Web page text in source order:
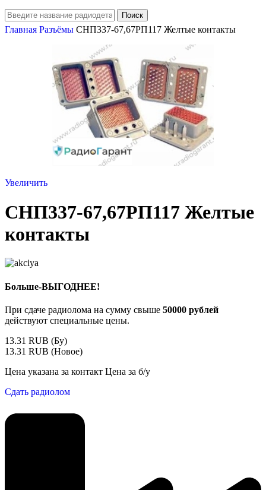
Поиск
Главная Разъёмы СНП337-67,67РП117 Желтые контакты
Увеличить
СНП337-67,67РП117 Желтые
контакты
Больше-ВЫГОДНЕЕ!
При сдаче радиолома на сумму свыше 50000 рублей
действуют специальные цены.
13.31 RUB (Бу)
13.31 RUB (Новое)
Цена указана за контакт Цена за б/у
Сдать радиолом